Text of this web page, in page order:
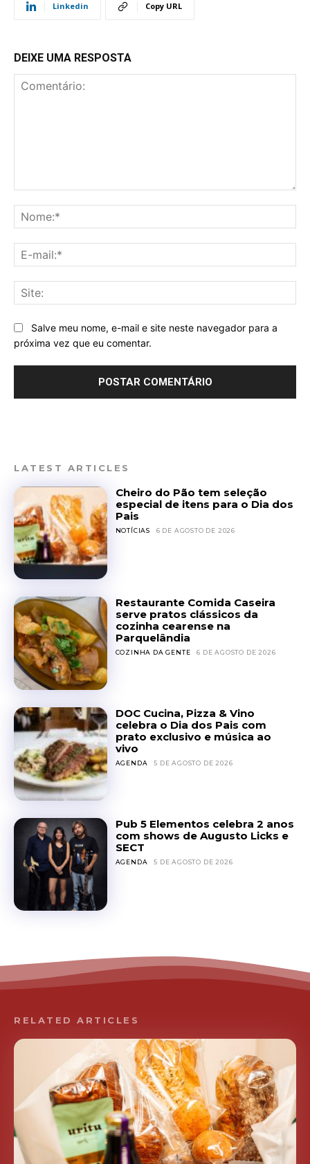
Linkedin Copy URL
DEIXE UMA RESPOSTA
Salve meu nome, e-mail e site neste navegador para a
próxima vez que eu comentar.
LATEST ARTICLES
Cheiro do Pão tem seleção
especial de itens para o Dia dos
Pais
NOTÍCIAS 6 DE AGOSTO DE 2026
Restaurante Comida Caseira
serve pratos clássicos da
cozinha cearense na
Parquelândia
COZINHA DA GENTE 6 DE AGOSTO DE 2026
DOC Cucina, Pizza & Vino
celebra o Dia dos Pais com
prato exclusivo e música ao
vivo
AGENDA 5 DE AGOSTO DE 2026
Pub 5 Elementos celebra 2 anos
com shows de Augusto Licks e
SECT
AGENDA 5 DE AGOSTO DE 2026
RELATED ARTICLES